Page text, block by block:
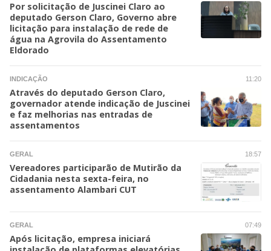
Por solicitação de Juscinei Claro ao
deputado Gerson Claro, Governo abre
licitação para instalação de rede de
água na Agrovila do Assentamento
Eldorado
11:20
INDICAÇÃO
Através do deputado Gerson Claro,
governador atende indicação de Juscinei
e faz melhorias nas entradas de
assentamentos
18:57
GERAL
Vereadores participarão de Mutirão da
Cidadania nesta sexta-feira, no
assentamento Alambari CUT
07:49
GERAL
Após licitação, empresa iniciará